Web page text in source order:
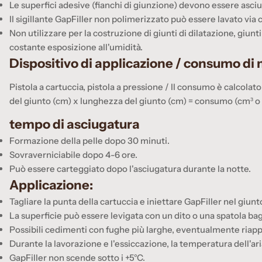
Le superfici adesive (fianchi di giunzione) devono essere
Il sigillante GapFiller non polimerizzato può essere lavato via
Non utilizzare per la costruzione di giunti di dilatazione,
costante esposizione all'umidità.
Dispositivo di applicazione / consumo di
Pistola a cartuccia, pistola a pressione / Il consumo è
del giunto (cm) x lunghezza del giunto (cm) = consumo (cm³
tempo di asciugatura
Formazione della pelle dopo 30 minuti.
Sovraverniciabile dopo 4-6 ore.
Può essere carteggiato dopo l'asciugatura durante la notte.
Applicazione:
Tagliare la punta della cartuccia e iniettare GapFiller nel
La superficie può essere levigata con un dito o una spatola
Possibili cedimenti con fughe più larghe, eventualmente
Durante la lavorazione e l'essiccazione, la temperatura
GapFiller non scende sotto i +5°C.